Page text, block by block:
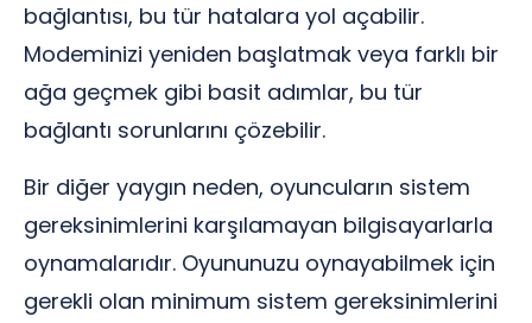
bağlantısı, bu tür hatalara yol açabilir.
Modeminizi yeniden başlatmak veya farklı bir
ağa geçmek gibi basit adımlar, bu tür
bağlantı sorunlarını çözebilir.
Bir diğer yaygın neden, oyuncuların sistem
gereksinimlerini karşılamayan bilgisayarlarla
oynamalarıdır. Oyununuzu oynayabilmek için
gerekli olan minimum sistem gereksinimlerini